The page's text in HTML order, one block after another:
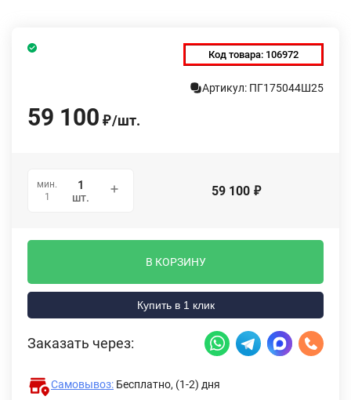
Код товара: 106972
Артикул: ПГ175044Ш25
59 100 ₽/шт.
мин.
1
шт. 59 100 ₽
В КОРЗИНУ
Купить в 1 клик
Заказать через:
Самовывоз: Бесплатно, (1-2) дня